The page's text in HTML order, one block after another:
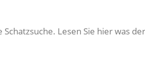
Lesen Sie hier was